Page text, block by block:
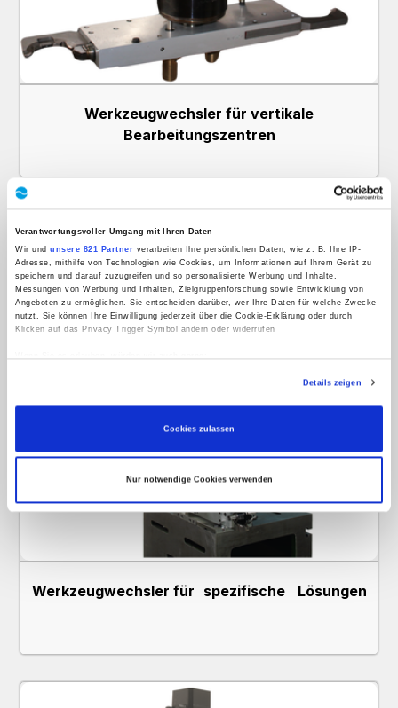
Verantwortungsvoller Umgang mit Ihren Daten
Wir undunsere 821 Partner verarbeiten Ihre persönlichen Daten, wie z. B. Ihre IP-
Adresse, mithilfe von Technologien wie Cookies, um Informationen auf Ihrem Gerät zu
speichern und darauf zuzugreifen und so personalisierte Werbung und Inhalte,
Messungen von Werbung und Inhalten, Zielgruppenforschung sowie Entwicklung von
Angeboten zu ermöglichen. Sie entscheiden darüber, wer Ihre Daten für welche Zwecke
nutzt. Sie können Ihre Einwilligung jederzeit über die Cookie-Erklärung oder durch
Klicken auf das Privacy Trigger Symbol ändern oder widerrufen
Erfahren Sie mehr darüber, wie Ihre persönlichen Daten verarbeitet werden, und legen
soziale Medien anbieten zu können und die Zugriffe auf unsere Website zu analysieren.
Partner für soziale Medien, Werbung und Analysen weiter. Unsere Partner führen diese
Informationen möglicherweise mit weiteren Daten zusammen, die Sie ihnen bereitgestellt
haben oder die sie im Rahmen Ihrer Nutzung der Dienste gesammelt haben.
Details zeigen
Cookies zulassen
Nur notwendige Cookies verwenden
Werkzeugwechsler für vertikale
Bearbeitungszentren
Werkzeugwechsler für spezifische Lösungen